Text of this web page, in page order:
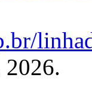
2026.